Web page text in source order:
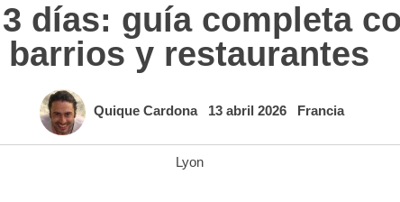
días: guía completa
barrios y restaurantes
Quique Cardona 13 abril 2026 Francia
Lyon